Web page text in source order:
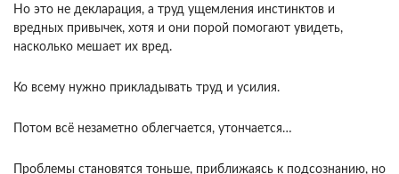
Но это не декларация, а труд ущемления инстинктов и
вредных привычек, хотя и они порой помогают увидеть,
насколько мешает их вред.
Ко всему нужно прикладывать труд и усилия.
Потом всё незаметно облегчается, утончается…
Проблемы становятся тоньше, приближаясь к подсознанию, но